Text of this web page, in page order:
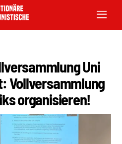
Uni
Vollversammlung
organisieren!